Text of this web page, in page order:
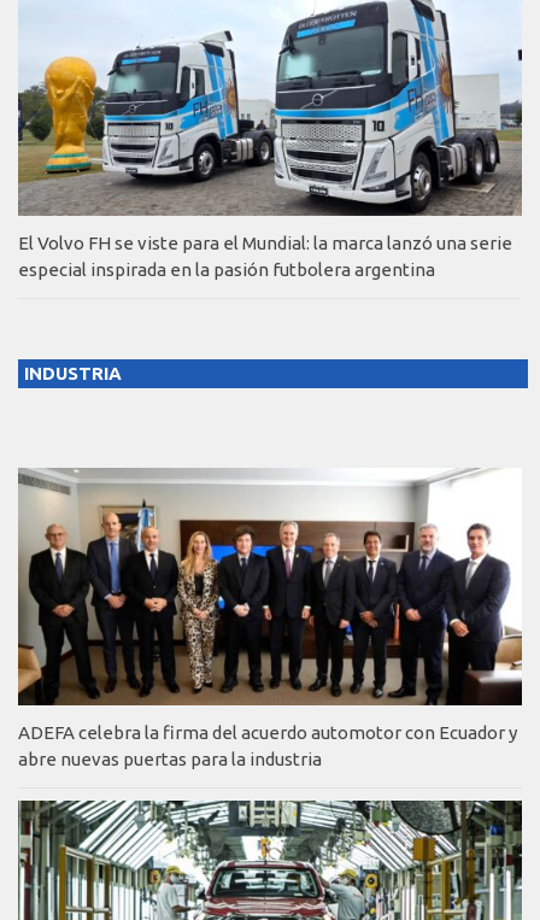
El Volvo FH se viste para el Mundial: la marca lanzó una serie
especial inspirada en la pasión futbolera argentina
INDUSTRIA
ADEFA celebra la firma del acuerdo automotor con Ecuador y
abre nuevas puertas para la industria